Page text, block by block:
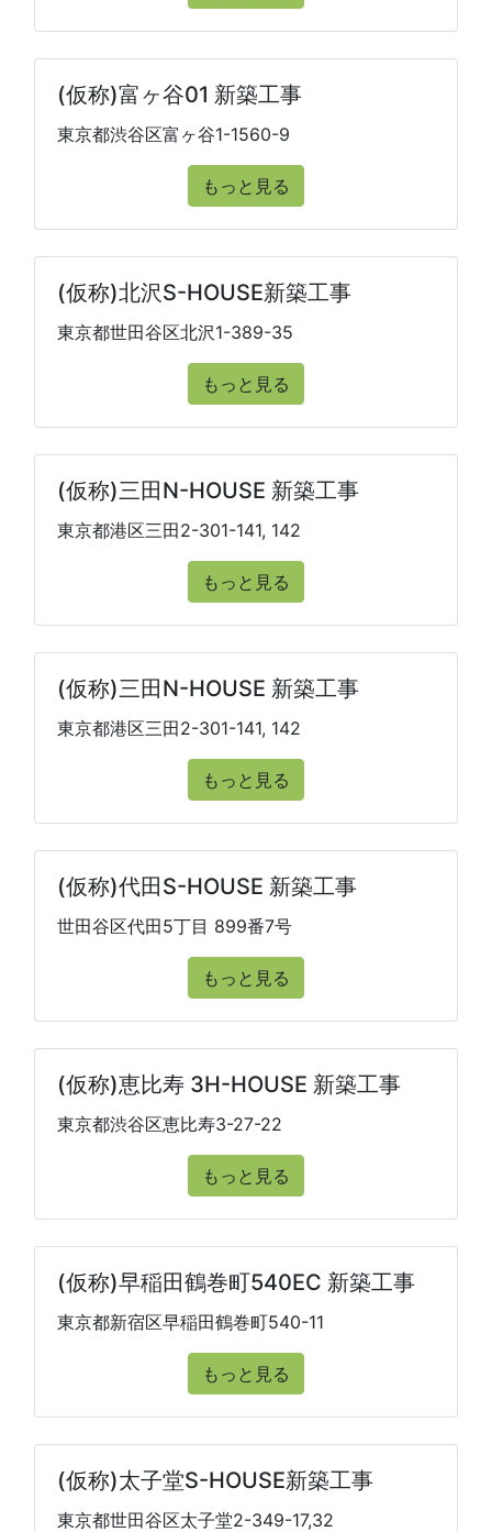
(仮称)富ヶ谷01 新築工事
東京都渋谷区富ヶ谷1-1560-9
もっと見る
(仮称)北沢S-HOUSE新築工事
東京都世田谷区北沢1-389-35
もっと見る
(仮称)三田N-HOUSE 新築工事
東京都港区三田2-301-141, 142
もっと見る
(仮称)三田N-HOUSE 新築工事
東京都港区三田2-301-141, 142
もっと見る
(仮称)代田S-HOUSE 新築工事
世田谷区代田5丁目 899番7号
もっと見る
(仮称)恵比寿 3H-HOUSE 新築工事
東京都渋谷区恵比寿3-27-22
もっと見る
(仮称)早稲田鶴巻町540EC 新築工事
東京都新宿区早稲田鶴巻町540-11
もっと見る
(仮称)太子堂S-HOUSE新築工事
東京都世田谷区太子堂2-349-17,32